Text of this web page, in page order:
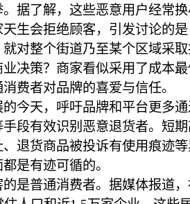
据了解，这些恶意用户经常
生会拒绝顾客，引发讨论的
对整个街道乃至某个区域采
决策？商家看似采用了成本
费者对品牌的喜爱与信任。
天，呼吁品牌和平台更多通
段有效识别恶意退货者。短
退货商品被投诉有使用痕迹
是有迹可循的。
普通消费者。据媒体报道，